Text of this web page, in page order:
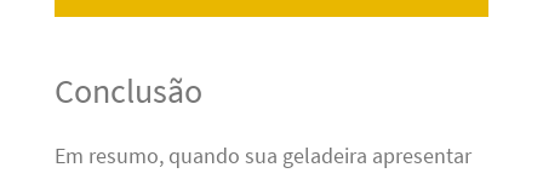
Conclusão
Em resumo, quando sua geladeira apresentar